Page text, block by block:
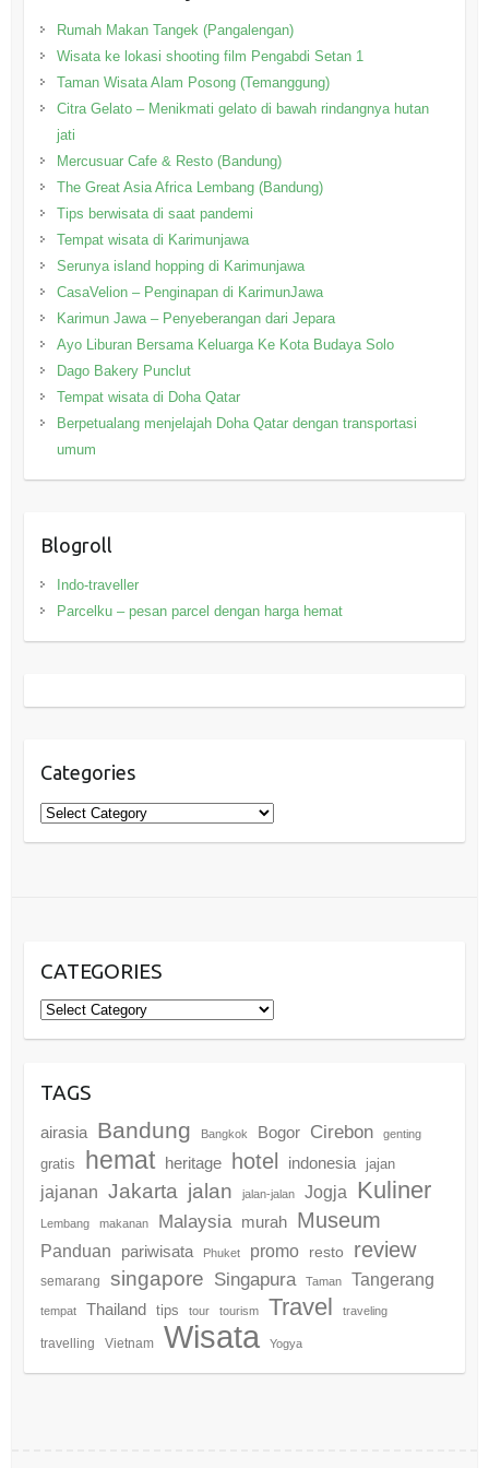
Rumah Makan Tangek (Pangalengan)
Wisata ke lokasi shooting film Pengabdi Setan 1
Taman Wisata Alam Posong (Temanggung)
Citra Gelato – Menikmati gelato di bawah rindangnya hutan
jati
Mercusuar Cafe & Resto (Bandung)
The Great Asia Africa Lembang (Bandung)
Tips berwisata di saat pandemi
Tempat wisata di Karimunjawa
Serunya island hopping di Karimunjawa
CasaVelion – Penginapan di KarimunJawa
Karimun Jawa – Penyeberangan dari Jepara
Ayo Liburan Bersama Keluarga Ke Kota Budaya Solo
Dago Bakery Punclut
Tempat wisata di Doha Qatar
Berpetualang menjelajah Doha Qatar dengan transportasi
umum
Blogroll
Indo-traveller
Parcelku – pesan parcel dengan harga hemat
Categories
Categories
CATEGORIES
Categories
TAGS
airasia Bandung Bangkok Bogor Cirebon genting
gratis hemat heritage hotel indonesia jajan
jajanan Jakarta jalan jalan-jalan Jogja Kuliner
Lembang makanan Malaysia murah Museum
Panduan pariwisata Phuket promo resto review
semarang singapore Singapura Taman Tangerang
tempat Thailand tips tour tourism Travel traveling
travelling Vietnam Wisata Yogya